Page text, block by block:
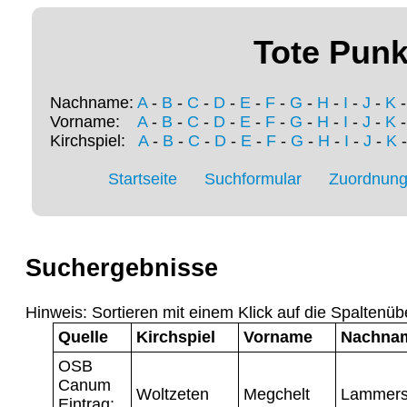
Tote
Nachname: A- B - C - D - E - F - G - H - I - J - K
Vorname: A- B - C - D - E - F - G - H - I - J - K
Kirchspiel: A- B - C - D- E- F- G - H - I - J - K
Startseite Suchformular
Suchergebnisse
Hinweis: Sortieren mit einem Klick auf die
Quelle
Kirchspiel Vorname
OSB
Canum
Woltzeten Megchelt